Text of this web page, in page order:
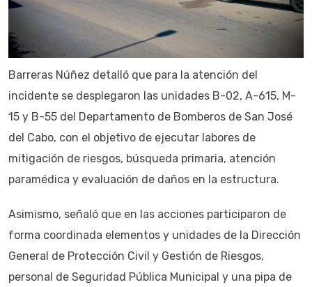
Barreras Núñez detalló que para la atención del
incidente se desplegaron las unidades B-02, A-615, M-
15 y B-55 del Departamento de Bomberos de San José
del Cabo, con el objetivo de ejecutar labores de
mitigación de riesgos, búsqueda primaria, atención
paramédica y evaluación de daños en la estructura.
Asimismo, señaló que en las acciones participaron de
forma coordinada elementos y unidades de la Dirección
General de Protección Civil y Gestión de Riesgos,
personal de Seguridad Pública Municipal y una pipa de